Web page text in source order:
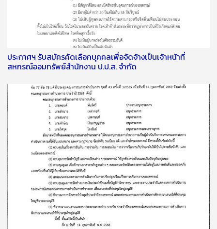
ประกาศฯ รับสมัครคัดเลือกบุคคลเพื่อจัดจ้างเป็นเจ้าหน้าที่
สหกรณ์ออมทรัพย์สำนักงาน ป.ป.ส. จำกัด